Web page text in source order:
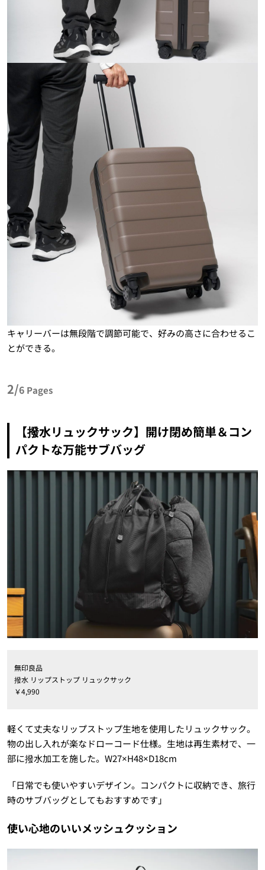
キャリーバーは無段階で調節可能で、好みの高さに合わせるこ
とができる。
2/6 Pages
【撥水リュックサック】開け閉め簡単＆コン
パクトな万能サブバッグ
無印良品
撥水 リップストップ リュックサック
￥4,990
軽くて丈夫なリップストップ生地を使用したリュックサック。
物の出し入れが楽なドローコード仕様。生地は再生素材で、一
部に撥水加工を施した。W27×H48×D18cm
「日常でも使いやすいデザイン。コンパクトに収納でき、旅行
時のサブバッグとしてもおすすめです」
使い心地のいいメッシュクッション